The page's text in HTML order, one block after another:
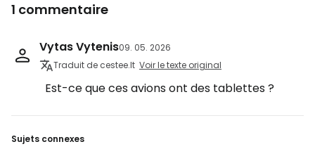
1 commentaire
Vytas Vytenis09. 05. 2026
Traduit de cestee.lt Voir le texte original
Est-ce que ces avions ont des tablettes ?
Sujets connexes